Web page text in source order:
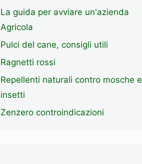
La guida per avviare un'azienda
Agricola
Pulci del cane, consigli utili
Ragnetti rossi
Repellenti naturali contro mosche e
insetti
Zenzero controindicazioni